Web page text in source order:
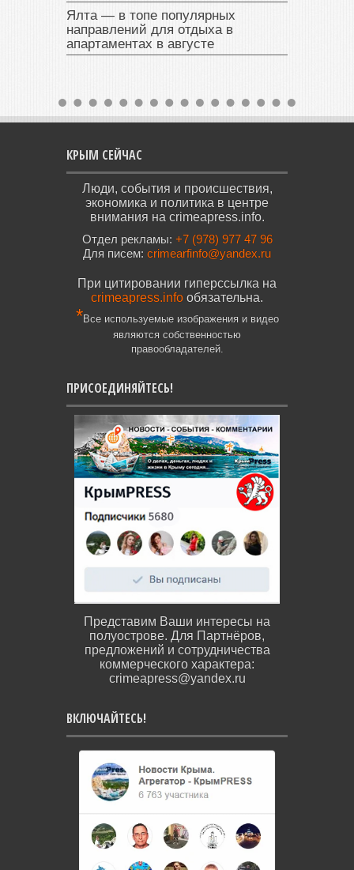
Ялта — в топе популярных
направлений для отдыха в
апартаментах в августе
КРЫМ СЕЙЧАС
Люди, события и происшествия,
экономика и политика в центре
внимания на crimeapress.info.
Отдел рекламы: +7 (978) 977 47 96
Для писем: crimearfinfo@yandex.ru
При цитировании гиперссылка на
crimeapress.info обязательна.
*Все используемые изображения и видео
являются собственностью
правообладателей.
ПРИСОЕДИНЯЙТЕСЬ!
Представим Ваши интересы на
полуострове. Для Партнёров,
предложений и сотрудничества
коммерческого характера:
crimeapress@yandex.ru
ВКЛЮЧАЙТЕСЬ!